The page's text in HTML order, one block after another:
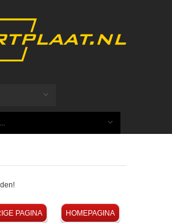
HOMEPAGINA
PAGINA